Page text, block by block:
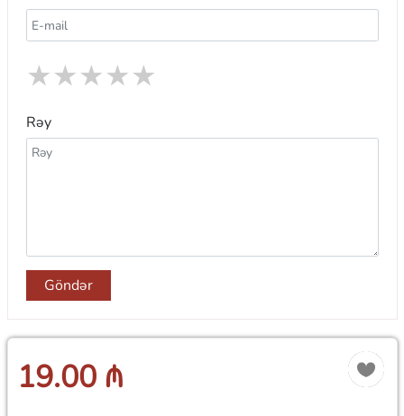
★
★
★
★
★
Rəy
Göndər
19.00 ₼